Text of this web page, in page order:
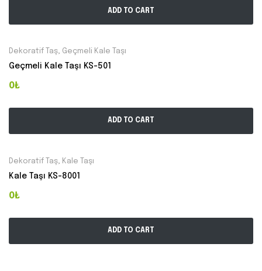
ADD TO CART
Dekoratif Taş, Geçmeli Kale Taşı
Geçmeli Kale Taşı KS-501
0₺
ADD TO CART
Dekoratif Taş, Kale Taşı
Kale Taşı KS-8001
0₺
ADD TO CART